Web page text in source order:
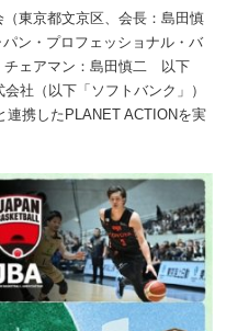
東京都文京区、会長：島田慎
ン・プロフェッショナル・バ
チェアマン：島田慎二 以下
社（以下「ソフトバンク」）
連携したPLANET ACTIONを実